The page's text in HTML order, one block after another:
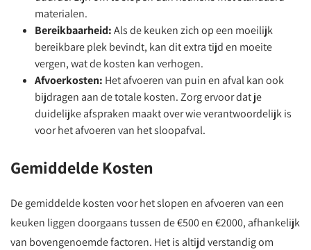
materialen.
Bereikbaarheid:Als de keuken zich op een moeilijk
bereikbare plek bevindt, kan dit extra tijd en moeite
vergen, wat de kosten kan verhogen.
Afvoerkosten: Het afvoeren van puin en afval kan ook
bijdragen aan de totale kosten. Zorg ervoor dat je
duidelijke afspraken maakt over wie verantwoordelijk is
voor het afvoeren van het sloopafval.
Gemiddelde Kosten
De gemiddelde kosten voor het slopen en afvoeren van een
keuken liggen doorgaans tussen de €500 en €2000, afhankelijk
van bovengenoemde factoren. Het is altijd verstandig om